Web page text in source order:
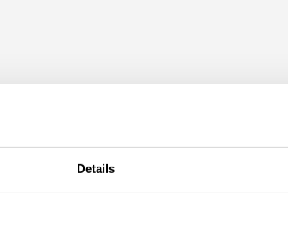
Details